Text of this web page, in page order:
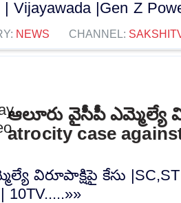
Vijayawada |Gen Z
NEWS CHANNEL:
ఆలూరు వైసీపీ ఎమ్మెల్యే
atrocity case
విరూపాక్షిపై కేసు |SC,ST
10TV.....»»